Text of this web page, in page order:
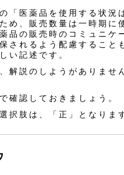
「医薬品を使用する状況
め、販売数量は一時期に
品の販売時のコミュニケ
されるよう配慮すること
い記述です。
解説のしようがありませ
確認しておきましょう。
択肢は、「正」となりま